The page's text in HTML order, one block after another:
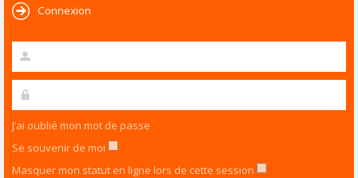
Connexion
J’ai oublié mon mot de passe
Se souvenir de moi
Masquer mon statut en ligne lors de cette session